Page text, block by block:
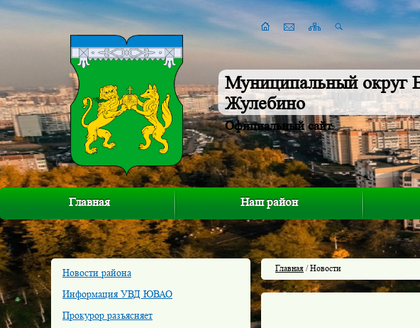
Муниципальный округ
Жулебино
Официальный сайт
Главная Наш район
Новости района
Информация УВД ЮВАО
Прокурор разъясняет
Главная / Новости